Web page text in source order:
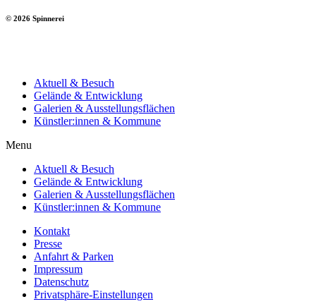
© 2026 Spinnerei
Aktuell & Besuch
Gelände & Entwicklung
Galerien & Ausstellungsflächen
Künstler:innen & Kommune
Menu
Aktuell & Besuch
Gelände & Entwicklung
Galerien & Ausstellungsflächen
Künstler:innen & Kommune
Kontakt
Presse
Anfahrt & Parken
Impressum
Datenschutz
Privatsphäre-Einstellungen